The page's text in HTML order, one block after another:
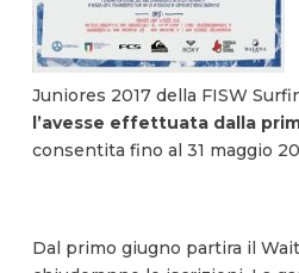
Juniores 2017 della FISW
l’avesse effettuata dalla
consentita fino al 31 maggio
Dal primo giugno partira il